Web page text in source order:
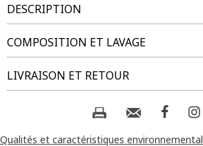
DESCRIPTION
T-shirt grande taille imprimé floral. Coupe
Manches courtes. Imprimé floral
du modèle. Base droite. Longueur : 70cm.
Notre mannequin Béatrice mesure
COMPOSITION ET LAVAGE
Tissu principal : 50% VISCOSE, 50%
Composition et lavage :
LIVRAISON ET RETOUR
NOS MODES DE LIVRAISON
Livraison Magasin :
Qualités et caractéristiques